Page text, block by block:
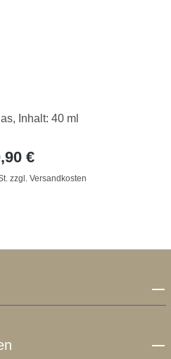
Inhalt: 40 ml
€
zzgl. Versandkosten